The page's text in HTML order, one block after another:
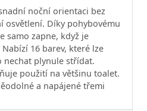
noční orientaci bez
osvětlení. Díky pohybovému
samo zapne, když je
16 barev, které lze
plynule střídat.
použití na většinu toalet.
a napájené třemi